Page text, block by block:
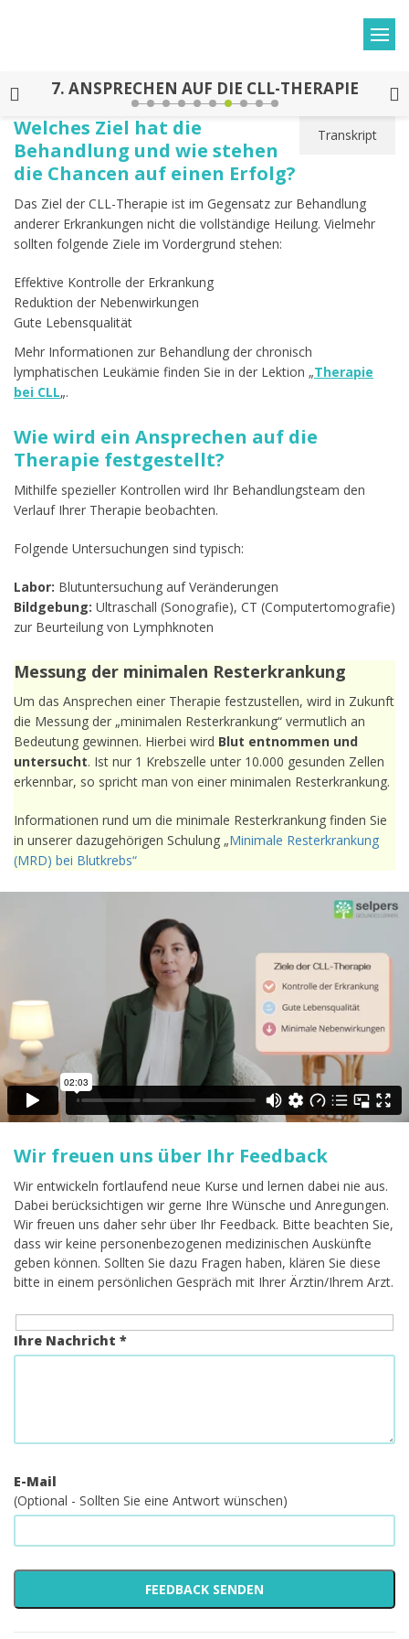
7. ANSPRECHEN AUF DIE CLL-THERAPIE
Transkript
Welches Ziel hat die
Behandlung und wie stehen
die Chancen auf einen Erfolg?
Das Ziel der CLL-Therapie ist im Gegensatz zur Behandlung
anderer Erkrankungen nicht die vollständige Heilung. Vielmehr
sollten folgende Ziele im Vordergrund stehen:
Effektive Kontrolle der Erkrankung
Reduktion der Nebenwirkungen
Gute Lebensqualität
Mehr Informationen zur Behandlung der chronisch
lymphatischen Leukämie finden Sie in der Lektion „Therapie
bei CLL„.
Wie wird ein Ansprechen auf die
Therapie festgestellt?
Mithilfe spezieller Kontrollen wird Ihr Behandlungsteam den
Verlauf Ihrer Therapie beobachten.
Folgende Untersuchungen sind typisch:
Labor: Blutuntersuchung auf Veränderungen
Bildgebung: Ultraschall (Sonografie), CT (Computertomografie)
zur Beurteilung von Lymphknoten
Messung der minimalen Resterkrankung
Um das Ansprechen einer Therapie festzustellen, wird in Zukunft
die Messung der „minimalen Resterkrankung“ vermutlich an
Bedeutung gewinnen. Hierbei wird Blut entnommen und
untersucht. Ist nur 1 Krebszelle unter 10.000 gesunden Zellen
erkennbar, so spricht man von einer minimalen Resterkrankung.
Informationen rund um die minimale Resterkrankung finden Sie
in unserer dazugehörigen Schulung „Minimale Resterkrankung
(MRD) bei Blutkrebs“
Ihr Feedback hilft anderen Nutzern die für sie passenden Kurse
Bewertung Abschicken
4.4/ 5 (
Bisher keine Bewertungen! Sei der Erste, der diesen Beitrag
bewertet.
Wir freuen uns über Ihr Feedback
Wir entwickeln fortlaufend neue Kurse und lernen dabei nie aus.
Dabei berücksichtigen wir gerne Ihre Wünsche und Anregungen.
Wir freuen uns daher sehr über Ihr Feedback. Bitte beachten Sie,
dass wir keine personenbezogenen medizinischen Auskünfte
geben können. Sollten Sie dazu Fragen haben, klären Sie diese
bitte in einem persönlichen Gespräch mit Ihrer Ärztin/Ihrem Arzt.
Ihre Nachricht *
E-Mail
(Optional - Sollten Sie eine Antwort wünschen)